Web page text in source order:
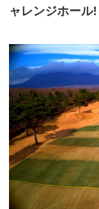
ャレンジホール!